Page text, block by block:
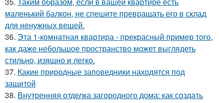
маленький балкон, не спешите превращать его в склад
для ненужных вещей.
36. Эта 1-комнатная квартира - прекрасный пример того,
как даже небольшое пространство может выглядеть
стильно, изящно и легко.
37. Какие природные заповедники находятся под
защитой
38. Внутренняя отделка загородного дома: как создать